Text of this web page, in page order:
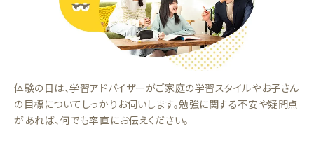
体験の日は、学習アドバイザーがご家庭の学習スタイルやお子さん
の目標についてしっかりお伺いします。勉強に関する不安や疑問点
があれば、何でも率直にお伝えください。